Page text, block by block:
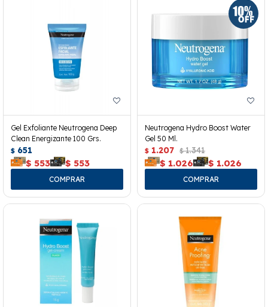
Gel Exfoliante Neutrogena Deep
Clean Energizante 100 Grs.
$ 651
$ 553 $ 553
Neutrogena Hydro Boost Water
Gel 50 Ml.
$ 1.207 $ 1.341
$ 1.026 $ 1.026